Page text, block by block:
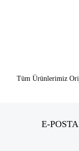
Tüm Ürünlerimiz
E-